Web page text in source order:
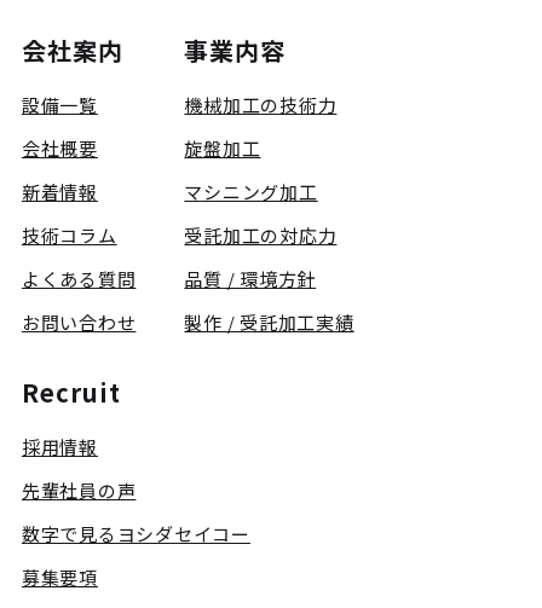
会社案内
設備一覧
会社概要
新着情報
技術コラム
よくある質問
お問い合わせ
事業内容
機械加工の技術力
旋盤加工
マシニング加工
受託加工の対応力
品質 / 環境方針
製作 / 受託加工実績
Recruit
採用情報
先輩社員の声
数字で見るヨシダセイコー
募集要項